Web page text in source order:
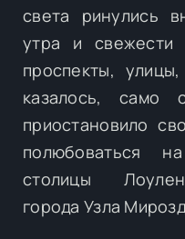
света ринулись
утра и свежести
проспекты,
казалось, само
приостановило
полюбоваться
столицы
города Узла